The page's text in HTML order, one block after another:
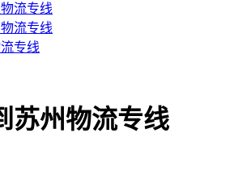
流专线
流专线
专线
苏州物流专线